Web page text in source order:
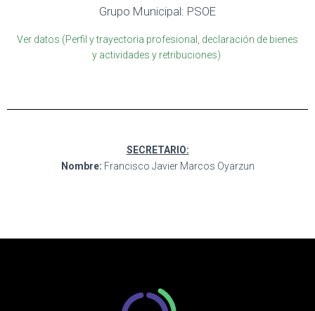
Grupo Municipal: PSOE
Ver datos (Perfil y trayectoria profesional, declaración de bienes
y actividades y retribuciones)
SECRETARIO:
Nombre: Francisco Javier Marcos Oyarzun